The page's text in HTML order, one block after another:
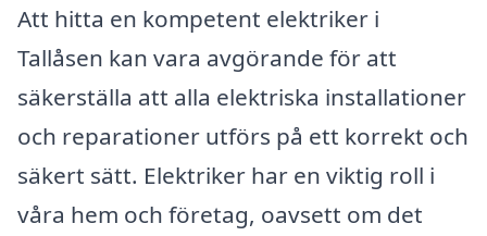
Att hitta en kompetent elektriker i
Tallåsen kan vara avgörande för att
säkerställa att alla elektriska installationer
och reparationer utförs på ett korrekt och
säkert sätt. Elektriker har en viktig roll i
våra hem och företag, oavsett om det